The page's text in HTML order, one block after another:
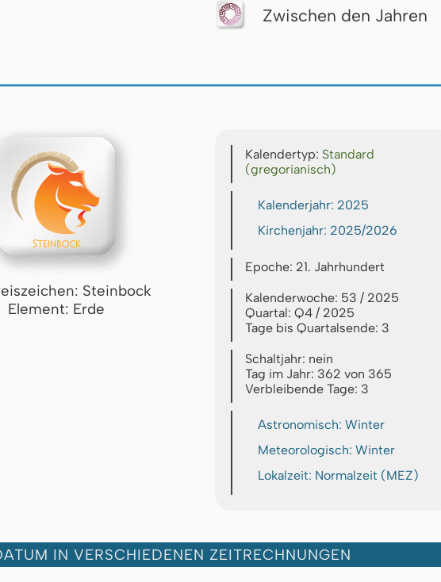
Zwischen den Jahren
Steinbock
Element: Erde
Kalendertyp: Standard
(gregorianisch)
Kalenderjahr: 2025
Kirchenjahr: 2025/2026
Epoche: 21. Jahrhundert
Kalenderwoche: 53 / 2025
Quartal: Q4 / 2025
Tage bis Quartalsende: 3
Schaltjahr: nein
Tag im Jahr: 362 von 365
Verbleibende Tage: 3
Astronomisch: Winter
Meteorologisch: Winter
Lokalzeit: Normalzeit (MEZ)
IN VERSCHIEDENEN ZEITRECHNUNGEN